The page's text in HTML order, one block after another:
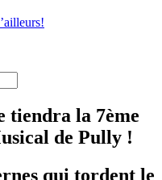
tiendra la 7ème
de Pully !
qui tordent le